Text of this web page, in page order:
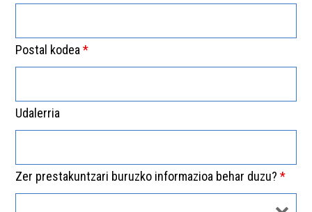
Postal kodea*
Udalerria
Zer prestakuntzari buruzko informazioa behar duzu?*